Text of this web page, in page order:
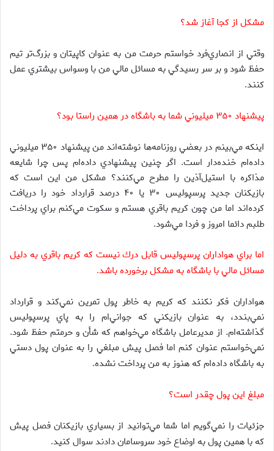
مشكل از كجا آغاز شد؟
وقتي از انصاري‌فرد خواستم حرمت من به عنوان كاپيتان و بزرگ‌تر تيم
حفظ شود و بر سر رسيدگي به مسائل مالي من با وسواس بيشتري عمل
كنند.
پيشنهاد ۳۵۰ ميليوني شما به باشگاه در همين راستا بود؟
اينكه مي‌بينم در بعضي روزنامه‌ها نوشته‌اند من پيشنهاد ۳۵۰ ميليوني
داده‌ام خنده‌دار است. اگر چنين پيشنهادي داده‌ام پس چرا شايعه
مذاكره با استيل‌آذين را مطرح مي‌كنند؟‌ مشكل من اين است كه
بازيكنان جديد پرسپوليس ۳۰ يا ۴۰ درصد قرارداد خود را دريافت
كرده‌اند اما من چون كريم باقري هستم و سكوت مي‌كنم براي پرداخت
طلبم دائما امروز و فردا مي‌شود.
اما براي هواداران پرسپوليس قابل درك نيست كه كريم باقري به دليل
مسائل مالي با باشگاه به مشكل برخورده باشد.
هواداران فكر نكنند كه كريم به خاطر پول تمرين نمي‌كند و قرارداد
نمي‌بندد، به عنوان بازيكني كه جواني‌ام را به پاي پرسپوليس
گذاشته‌ام. از مديرعامل باشگاه مي‌خواهم كه شأن و حرمتم حفظ شود.
نمي‌خواستم عنوان كنم اما فصل پيش مبلغي را به عنوان پول دستي
به باشگاه داده‌ام كه هنوز به من پرداخت نشده.
مبلغ اين پول چقدر است؟
جزئيات را نمي‌گويم اما شما مي‌توانيد از بسياري بازيكنان فصل پيش
كه با همين پول به اوضاع خود سروسامان دادند سوال كنيد.